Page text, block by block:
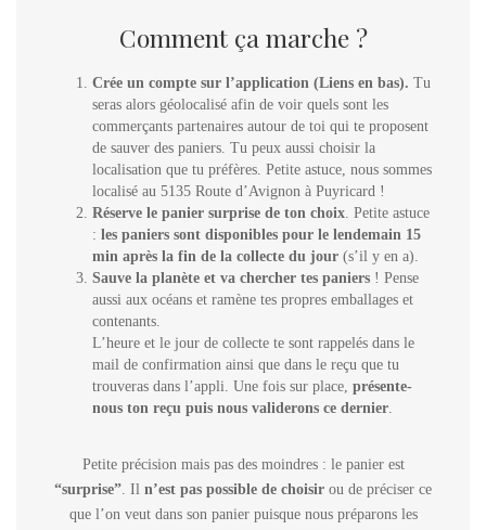
Comment ça marche ?
Crée un compte sur l’application (Liens en bas). Tu
seras alors géolocalisé afin de voir quels sont les
commerçants partenaires autour de toi qui te proposent
de sauver des paniers. Tu peux aussi choisir la
localisation que tu préfères. Petite astuce, nous sommes
localisé au 5135 Route d’Avignon à Puyricard !
Réserve le panier surprise de ton choix. Petite astuce
: les paniers sont disponibles pour le lendemain 15
min après la fin de la collecte du jour (s’il y en a).
Sauve la planète et va chercher tes paniers ! Pense
aussi aux océans et ramène tes propres emballages et
contenants.
L’heure et le jour de collecte te sont rappelés dans le
mail de confirmation ainsi que dans le reçu que tu
trouveras dans l’appli. Une fois sur place, présente-
nous ton reçu puis nous validerons ce dernier.
Petite précision mais pas des moindres : le panier est
“surprise”. Il n’est pas possible de choisir ou de préciser ce
que l’on veut dans son panier puisque nous préparons les